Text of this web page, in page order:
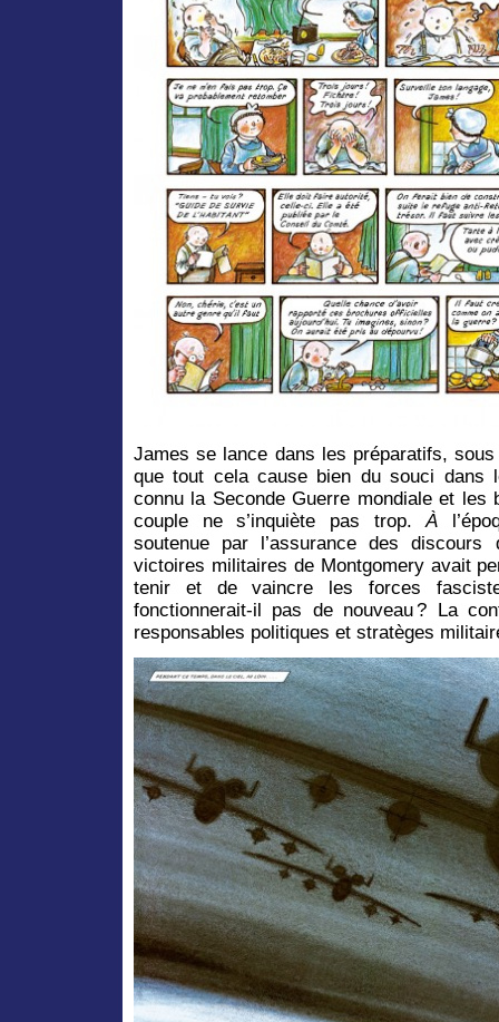
James se lance dans les préparatifs,
que tout cela cause bien du souci dans
connu la Seconde Guerre mondiale et les
couple ne s’inquiète pas trop.À
soutenue par l’assurance des
victoires militaires de Montgomery avait
tenir et de vaincre les forces
fonctionnerait-il pas de nouveau ? La
responsables politiques et stratèges